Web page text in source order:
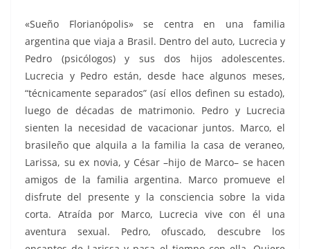
«Sueño Florianópolis» se centra en una familia
argentina que viaja a Brasil. Dentro del auto, Lucrecia y
Pedro (psicólogos) y sus dos hijos adolescentes.
Lucrecia y Pedro están, desde hace algunos meses,
“técnicamente separados” (así ellos definen su estado),
luego de décadas de matrimonio. Pedro y Lucrecia
sienten la necesidad de vacacionar juntos. Marco, el
brasileño que alquila a la familia la casa de veraneo,
Larissa, su ex novia, y César –hijo de Marco– se hacen
amigos de la familia argentina. Marco promueve el
disfrute del presente y la consciencia sobre la vida
corta. Atraída por Marco, Lucrecia vive con él una
aventura sexual. Pedro, ofuscado, descubre los